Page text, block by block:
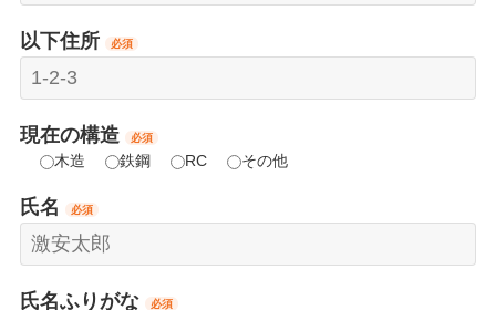
以下住所 必須
現在の構造 必須
木造 鉄鋼 RC その他
氏名 必須
氏名ふりがな 必須